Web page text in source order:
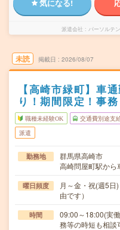
気になる!
派遣会社 パーソルテ
未読 掲載日 2026/08/07
【高崎市緑町】車
り！期間限定！事務
職種未経験OK 交通費別途支
派遣
勤務地
群馬県高崎市
高崎問屋町駅から
曜日頻度
月～金・祝(週5
由です）
時間
09:00～18:00(実
務等の時短も相談